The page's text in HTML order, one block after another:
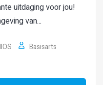
uitdaging voor jou!
van...
Basisarts